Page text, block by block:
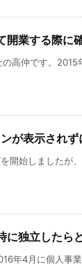
開業する際に
高仲です。
が表示されず
開始しましたが
独立したら
年4月に個人事